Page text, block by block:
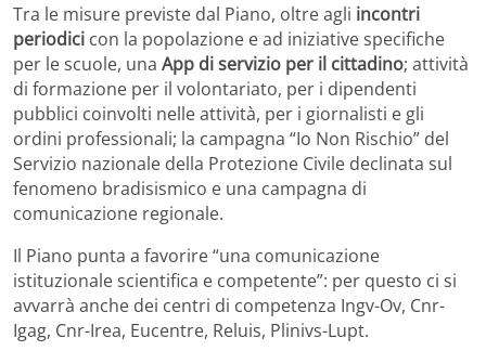
Tra le misure previste dal Piano, oltre agli incontri
periodici con la popolazione e ad iniziative specifiche
per le scuole, una App di servizio per il cittadino; attività
di formazione per il volontariato, per i dipendenti
pubblici coinvolti nelle attività, per i giornalisti e gli
ordini professionali; la campagna “Io Non Rischio” del
Servizio nazionale della Protezione Civile declinata sul
fenomeno bradisismico e una campagna di
comunicazione regionale.
Il Piano punta a favorire “una comunicazione
istituzionale scientifica e competente”: per questo ci si
avvarrà anche dei centri di competenza Ingv-Ov, Cnr-
Igag, Cnr-Irea, Eucentre, Reluis, Plinivs-Lupt.